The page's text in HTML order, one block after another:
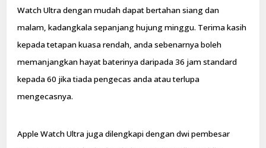
Watch Ultra dengan mudah dapat bertahan siang dan
malam, kadangkala sepanjang hujung minggu. Terima kasih
kepada tetapan kuasa rendah, anda sebenarnya boleh
memanjangkan hayat baterinya daripada 36 jam standard
kepada 60 jika tiada pengecas anda atau terlupa
mengecasnya.
Apple Watch Ultra juga dilengkapi dengan dwi pembesar